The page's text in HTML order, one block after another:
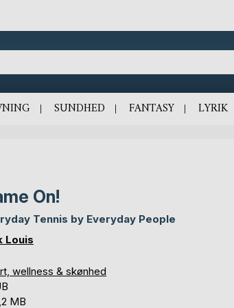
SUNDHED FANTASY LYRIK
On!
Tennis by Everyday People
Louis
wellness & skønhed
MB